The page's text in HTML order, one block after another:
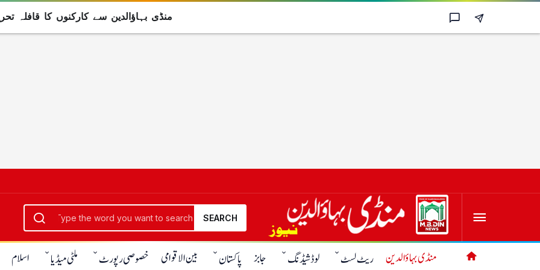
SEARCH
منڈی بہاؤالدین ریٹ لسٹ لوڈشیڈنگ جابز پاکستان بین الاقوامی خصوصی رپورٹ ملٹی میڈیا اسلام
منڈی بہاؤالدین سے کارکنوں کا قافلہ